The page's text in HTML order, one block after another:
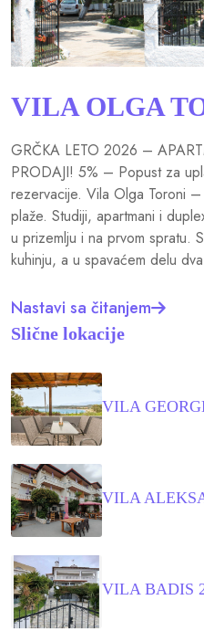
VILA OLGA
GRČKA LETO 2026 –
PRODAJI! 5% – Popust za
rezervacije. Vila Olga Toroni
plaže. Studiji, apartmani i
u prizemlju i na prvom spratu.
kuhinju, a u spavaćem delu
Nastavi sa čitanjem
Slične lokacije
VILA
VILA
VILA BADIS